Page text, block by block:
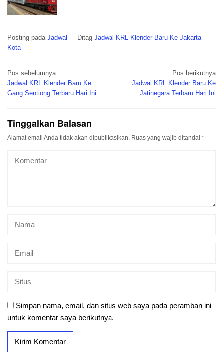
Posting pada Jadwal Ditag Jadwal KRL Klender Baru Ke Jakarta
Kota
Navigasi
pos
Pos sebelumnya
Jadwal KRL Klender Baru Ke
Gang Sentiong Terbaru Hari Ini
Pos berikutnya
Jadwal KRL Klender Baru Ke
Jatinegara Terbaru Hari Ini
Tinggalkan Balasan
Alamat email Anda tidak akan dipublikasikan. Ruas yang wajib ditandai *
Simpan nama, email, dan situs web saya pada peramban ini
untuk komentar saya berikutnya.